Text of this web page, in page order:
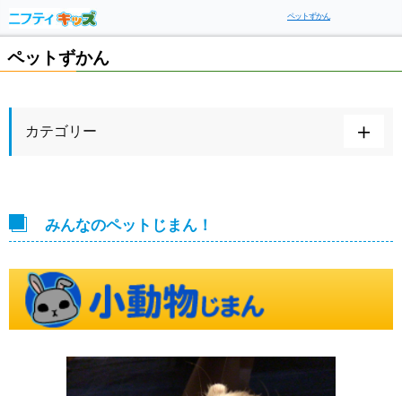
ペットずかん
ペットずかん
カテゴリー
みんなのペットじまん！